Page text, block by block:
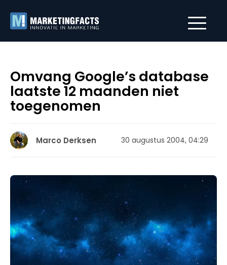
Omvang Google’s database
laatste 12 maanden niet
toegenomen
Marco Derksen 30 augustus 2004, 04:29